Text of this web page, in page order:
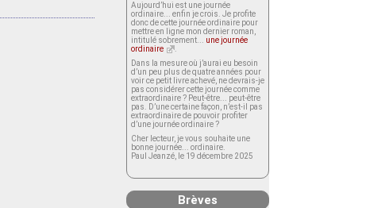
Aujourd’hui est une journée
ordinaire... enfin je crois. Je profite
donc de cette journée ordinaire pour
mettre en ligne mon dernier roman,
intitulé sobrement... une journée
ordinaire
Dans la mesure où j’aurai eu besoin
d’un peu plus de quatre années pour
voir ce petit livre achevé, ne devrais-je
pas considérer cette journée comme
extraordinaire ? Peut-être... peut-être
pas. D’une certaine façon, n’est-il pas
extraordinaire de pouvoir profiter
d’une journée ordinaire ?
Cher lecteur, je vous souhaite une
bonne journée... ordinaire.
Paul Jeanzé, le 19 décembre 2025
Brèves